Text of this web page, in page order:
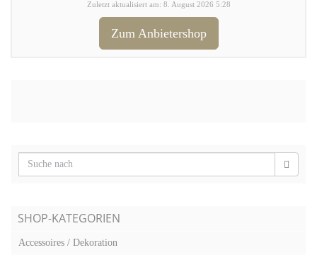
Zuletzt aktualisiert am: 8. August 2026 5:28
Zum Anbietershop
SHOP-KATEGORIEN
Accessoires / Dekoration